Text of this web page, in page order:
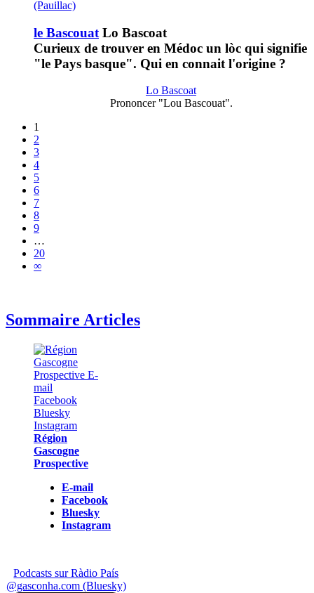
(Pauillac)
le Bascouat Lo Bascoat
Curieux de trouver en Médoc un lòc qui signifie
"le Pays basque". Qui en connait l'origine ?
Lo Bascoat
Prononcer "Lou Bascouat".
1
2
3
4
5
6
7
8
9
…
20
∞
Sommaire Articles
Région
Gascogne
Prospective
E-mail
Facebook
Bluesky
Instagram
Podcasts sur Ràdio País
@gasconha.com (Bluesky)